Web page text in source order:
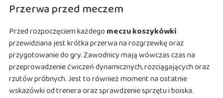
Przerwa przed meczem
Przed rozpoczęciem każdego meczu koszykówki
przewidziana jest krótka przerwa na rozgrzewkę oraz
przygotowanie do gry. Zawodnicy mają wówczas czas na
przeprowadzenie ćwiczeń dynamicznych, rozciągających oraz
rzutów próbnych. Jest to również moment na ostatnie
wskazówki od trenera oraz sprawdzenie sprzętu i boiska.